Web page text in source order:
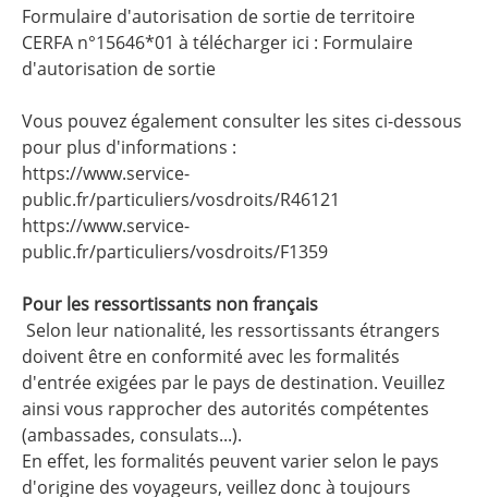
Formulaire d'autorisation de sortie de territoire
CERFA n°15646*01 à télécharger ici : Formulaire
d'autorisation de sortie
Vous pouvez également consulter les sites ci-dessous
pour plus d'informations :
https://www.service-
public.fr/particuliers/vosdroits/R46121
https://www.service-
public.fr/particuliers/vosdroits/F1359
Pour les ressortissants non français
Selon leur nationalité, les ressortissants étrangers
doivent être en conformité avec les formalités
d'entrée exigées par le pays de destination. Veuillez
ainsi vous rapprocher des autorités compétentes
(ambassades, consulats...).
En effet, les formalités peuvent varier selon le pays
d'origine des voyageurs, veillez donc à toujours